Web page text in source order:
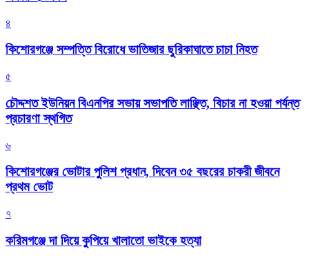
৪
কিশোরগঞ্জে সম্পত্তি বিরোধে ভাতিজার ছুরিকাঘাতে চাচা নিহত
৫
চৌদ্দশত ইউনিয়ন বিএনপির সভায় সভাপতি লাঞ্ছিত, বিচার না হওয়া পর্যন্ত
প্রচারণা স্থগিত
৬
কিশোরগঞ্জের ভোটার পুলিশ প্রধান, দিবেন ৩৫ বছরের চাকরী জীবনে
প্রথম ভোট
৭
করিমগঞ্জে দা দিয়ে কুপিয়ে খালাতো ভাইকে হত্যা